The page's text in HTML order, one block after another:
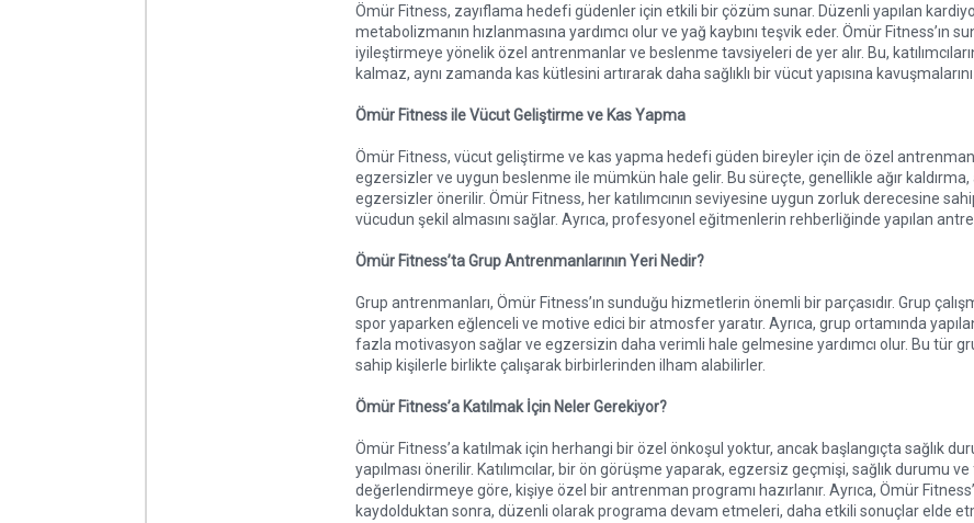
Ömür Fitness, zayıflama hedefi güdenler için etkili bir çözüm sunar. Düzenli yapılan
metabolizmanın hızlanmasına yardımcı olur ve yağ kaybını teşvik eder. Ömür
iyileştirmeye yönelik özel antrenmanlar ve beslenme tavsiyeleri de yer alır. Bu,
kalmaz, aynı zamanda kas kütlesini artırarak daha sağlıklı bir vücut yapısına
Ömür Fitness ile Vücut Geliştirme ve Kas Yapma
Ömür Fitness, vücut geliştirme ve kas yapma hedefi güden bireyler için de özel
egzersizler ve uygun beslenme ile mümkün hale gelir. Bu süreçte, genellikle ağır
egzersizler önerilir. Ömür Fitness, her katılımcının seviyesine uygun zorluk derecesine
vücudun şekil almasını sağlar. Ayrıca, profesyonel eğitmenlerin rehberliğinde yapılan
Ömür Fitness’ta Grup Antrenmanlarının Yeri Nedir?
Grup antrenmanları, Ömür Fitness’ın sunduğu hizmetlerin önemli bir parçasıdır. Grup
spor yaparken eğlenceli ve motive edici bir atmosfer yaratır. Ayrıca, grup ortamında
fazla motivasyon sağlar ve egzersizin daha verimli hale gelmesine yardımcı olur. Bu tür
sahip kişilerle birlikte çalışarak birbirlerinden ilham alabilirler.
Ömür Fitness’a Katılmak İçin Neler Gerekiyor?
Ömür Fitness’a katılmak için herhangi bir özel önkoşul yoktur, ancak başlangıçta sağlık
yapılması önerilir. Katılımcılar, bir ön görüşme yaparak, egzersiz geçmişi, sağlık durumu
değerlendirmeye göre, kişiye özel bir antrenman programı hazırlanır. Ayrıca, Ömür
kaydolduktan sonra, düzenli olarak programa devam etmeleri, daha etkili sonuçlar elde